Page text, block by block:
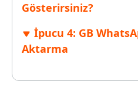
Gösterirsiniz?
İpucu 4: GB
Aktarma